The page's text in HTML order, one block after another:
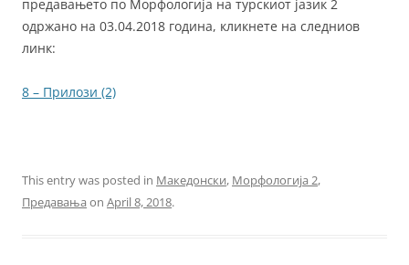
предавањето по Морфологија на турскиот јазик 2
одржано на 03.04.2018 година, кликнете на следниов
линк:
8 – Прилози (2)
This entry was posted in Македонски, Морфологија 2,
Предавања on April 8, 2018.